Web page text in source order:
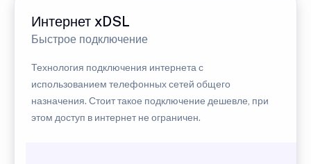
Интернет xDSL
Быстрое подключение
Технология подключения интернета с
использованием телефонных сетей общего
назначения. Стоит такое подключение дешевле, при
этом доступ в интернет не ограничен.